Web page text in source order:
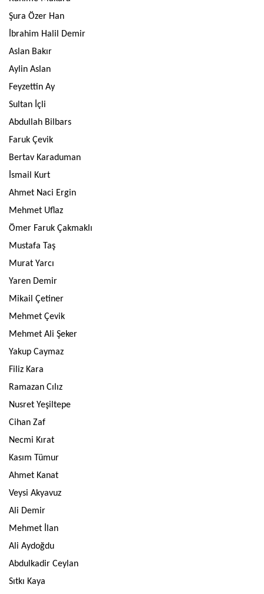
Şura Özer Han
İbrahim Halil Demir
Aslan Bakır
Aylin Aslan
Feyzettin Ay
Sultan İçli
Abdullah Bilbars
Faruk Çevik
Bertav Karaduman
İsmail Kurt
Ahmet Naci Ergin
Mehmet Uflaz
Ömer Faruk Çakmaklı
Mustafa Taş
Murat Yarcı
Yaren Demir
Mikail Çetiner
Mehmet Çevik
Mehmet Ali Şeker
Yakup Caymaz
Filiz Kara
Ramazan Cılız
Nusret Yeşiltepe
Cihan Zaf
Necmi Kırat
Kasım Tümur
Ahmet Kanat
Veysi Akyavuz
Ali Demir
Mehmet İlan
Ali Aydoğdu
Abdulkadir Ceylan
Sıtkı Kaya